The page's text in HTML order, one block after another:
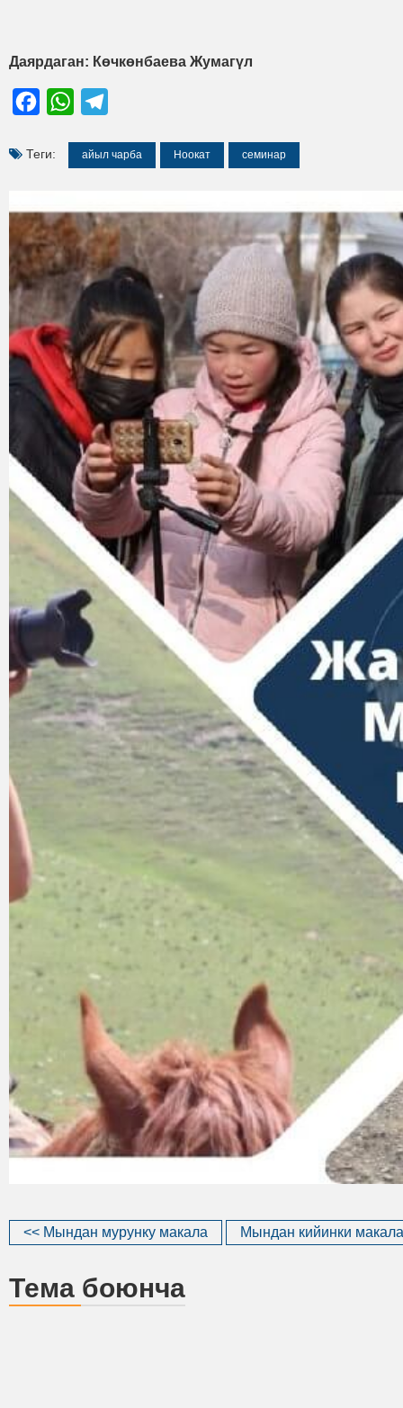
Даярдаган: Көчкөнбаева Жумагүл
FacebookWhatsApp
Теги: айыл чарба Ноокат семинар
<< Мындан мурунку макала Мындан кийинки
Тема боюнча